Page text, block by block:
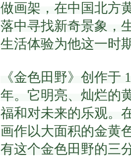
做画架，在中国北方
落中寻找新奇景象，
生活体验为他这一时
《金色田野》创作于
年。 它明亮、灿烂的
福和对未来的乐观。
画作以大面积的金黄
有这个金色田野的三